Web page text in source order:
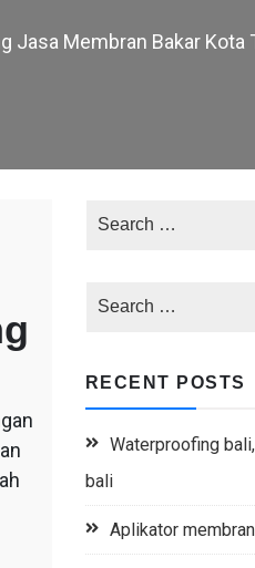
Jasa Membran Bakar Kota
RECENT POSTS
Waterproofing
bali
Aplikator